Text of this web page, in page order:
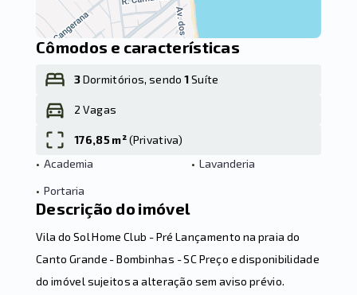
Cômodos e características
3Dormitórios, sendo1Suíte
2 Vagas
176,85 m²(Privativa)
• Academia • Lavanderia
• Portaria
Descrição do imóvel
Vila do Sol Home Club - Pré Lançamento na praia do
Canto Grande - Bombinhas - SC Preço e disponibilidade
do imóvel sujeitos a alteração sem aviso prévio.